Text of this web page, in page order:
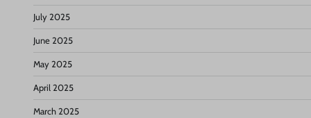
July 2025
June 2025
May 2025
April 2025
March 2025